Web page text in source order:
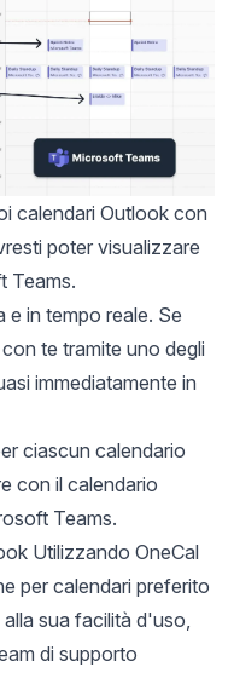
calendari Outlook con
poter visualizzare
Teams.
in tempo reale. Se
te tramite uno degli
immediatamente in
ciascun calendario
con il calendario
Teams.
Utilizzando OneCal
per calendari preferito
sua facilità d'uso,
di supporto